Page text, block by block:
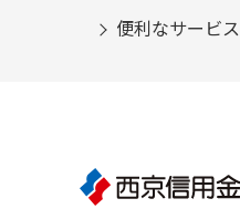
便利なサービス